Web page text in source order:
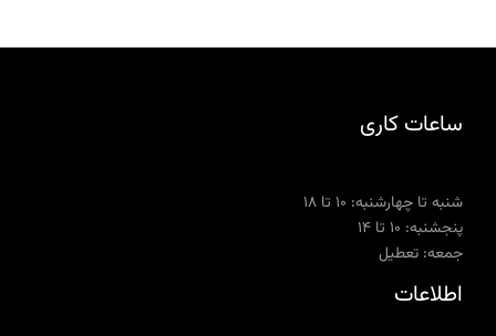
ساعات کاری
شنبه تا چهارشنبه: ۱۰ تا ۱۸
پنجشنبه: ۱۰ تا ۱۴
جمعه: تعطیل
اطلاعات